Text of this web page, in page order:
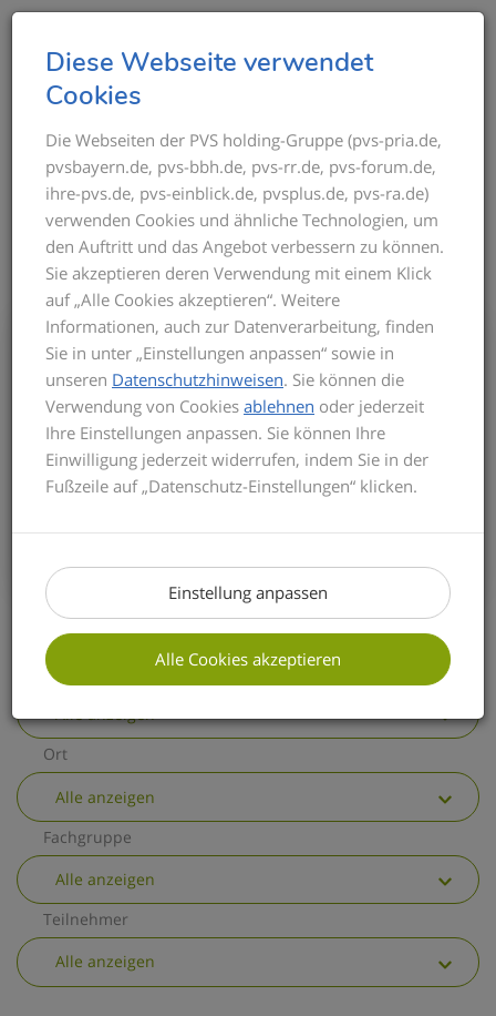
Diese Webseite verwendet
Cookies
Die Webseiten der PVS holding-Gruppe (pvs-pria.de,
pvsbayern.de, pvs-bbh.de, pvs-rr.de, pvs-forum.de,
ihre-pvs.de, pvs-einblick.de, pvsplus.de, pvs-ra.de)
verwenden Cookies und ähnliche Technologien, um
den Auftritt und das Angebot verbessern zu können.
Sie akzeptieren deren Verwendung mit einem Klick
auf „Alle Cookies akzeptieren“. Weitere
Informationen, auch zur Datenverarbeitung, finden
Sie in unter „Einstellungen anpassen“ sowie in
unseren Datenschutzhinweisen. Sie können die
Verwendung von Cookies ablehnen oder jederzeit
Ihre Einstellungen anpassen. Sie können Ihre
Einwilligung jederzeit widerrufen, indem Sie in der
Fußzeile auf „Datenschutz-Einstellungen“ klicken.
Einstellung anpassen
Alle Cookies akzeptieren
THEMEN IM ÜBERBLICK
Bis zum Inkrafttreten der neuen GOÄ gilt
für die Privatabrechnung die aktuelle
GOÄ-Fassung. Auf dieser basieren die
Seminarinhalte. Zu Beginn des Seminars
informieren wir Sie über den derzeitigen
Stand der neuen GOÄ. Zusätzlich
erhalten Sie einen kurzen Überblick über
Thema
Alle anzeigen
Ort
Alle anzeigen
Fachgruppe
Alle anzeigen
Teilnehmer
Alle anzeigen